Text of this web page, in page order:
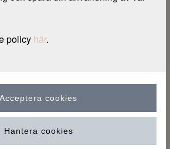
låneskydd
arbetslöshet, sjukskrivning,
dödsfall till följd av olycksfall
Protection Insurance
policy här.
Hantera cookies
Acceptera cookies